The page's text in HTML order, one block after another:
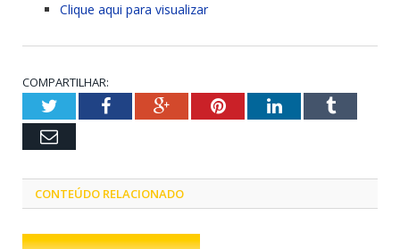
Clique aqui para visualizar
COMPARTILHAR:
TwitterFacebookGoogle+PinterestLinkedInTumblr
Email
CONTEÚDO RELACIONADO